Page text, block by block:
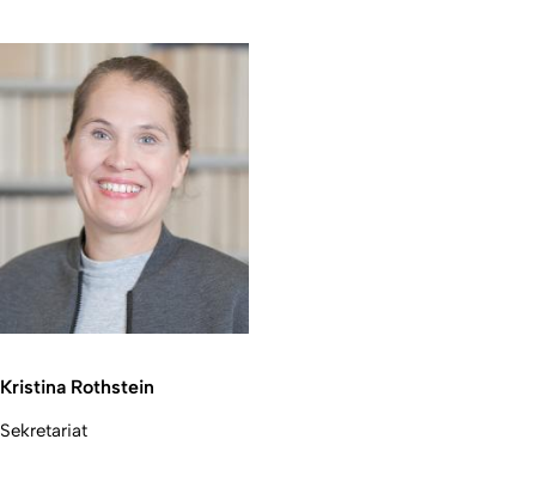
Kristina Rothstein
Sekretariat